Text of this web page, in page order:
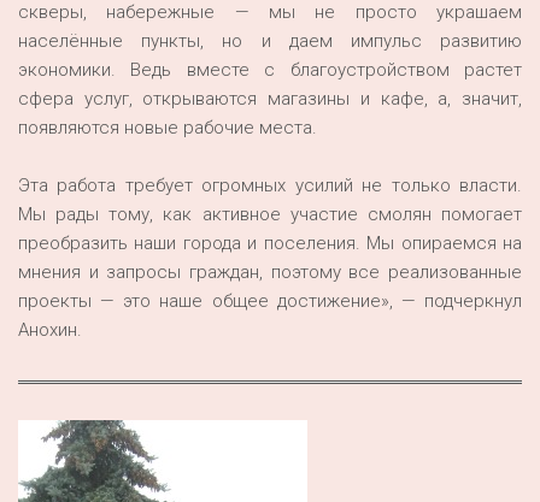
скверы, набережные — мы не просто украшаем
населённые пункты, но и даем импульс развитию
экономики. Ведь вместе с благоустройством растет
сфера услуг, открываются магазины и кафе, а, значит,
появляются новые рабочие места.
Эта работа требует огромных усилий не только власти.
Мы рады тому, как активное участие смолян помогает
преобразить наши города и поселения. Мы опираемся на
мнения и запросы граждан, поэтому все реализованные
проекты — это наше общее достижение», — подчеркнул
Анохин.